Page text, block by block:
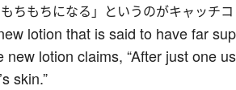
ちもちになる」というのがキャッチコ
lotion that is said to have far
lotion claims, “After just one
skin.”